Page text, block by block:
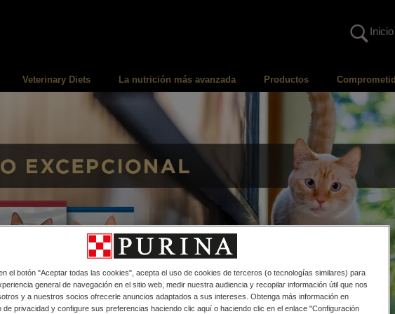
Inicio
Veterinary Diets La nutrición más avanzada Productos
el botón "Aceptar todas las cookies", acepta el uso de cookies de terceros (o tecnologías similares) para
general de navegación en el sitio web, medir nuestra audiencia y recopilar información útil que nos
y a nuestros socios ofrecerle anuncios adaptados a sus intereses. Obtenga más información en
de privacidad y configure sus preferencias haciendo clic aquí o haciendo clic en el enlace "Configuración